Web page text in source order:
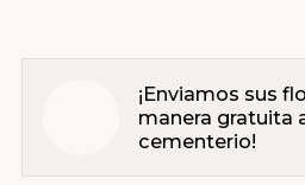
¡Enviamos sus
manera gratuita
cementerio!